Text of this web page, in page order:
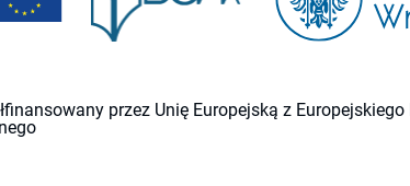
przez Unię Europejską z